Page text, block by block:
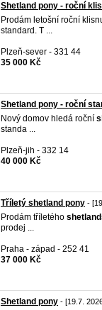
Shetland pony - roční
Prodám letošní roční
standard. T ...
Plzeň-sever - 331 44
35 000 Kč
Shetland pony - roční
Nový domov hledá roční
standa ...
Plzeň-jih - 332 14
40 000 Kč
Tříletý shetland pony -
Prodám tříletého shetland
prodej ...
Praha - západ - 252 41
37 000 Kč
Shetland pony - [19.7.